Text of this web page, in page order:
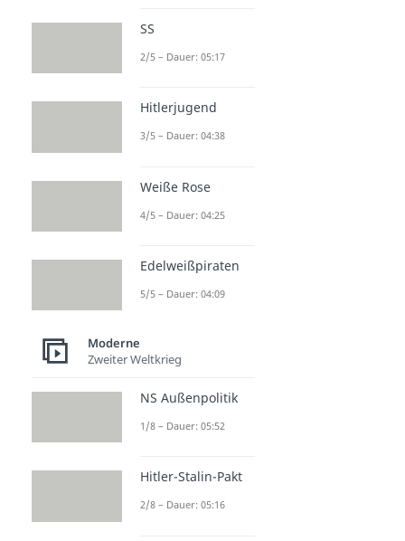
SS
2/5 – Dauer: 05:17
Hitlerjugend
3/5 – Dauer: 04:38
Weiße Rose
4/5 – Dauer: 04:25
Edelweißpiraten
5/5 – Dauer: 04:09
Moderne
Zweiter Weltkrieg
NS Außenpolitik
1/8 – Dauer: 05:52
Hitler-Stalin-Pakt
2/8 – Dauer: 05:16